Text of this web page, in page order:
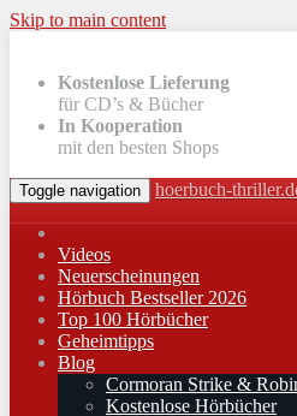
Skip to main content
Kostenlose Lieferung
für CD’s & Bücher
In Kooperation
mit den besten Shops
Toggle navigation hoerbuch-
Videos
Neuerscheinungen
Hörbuch Bestseller 2026
Top 100 Hörbücher
Geheimtipps
Blog
Cormoran Strike &
Kostenlose Hörbücher